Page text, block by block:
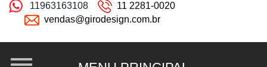
11963163108
11 2281-0020
vendas@girodesign.com.br